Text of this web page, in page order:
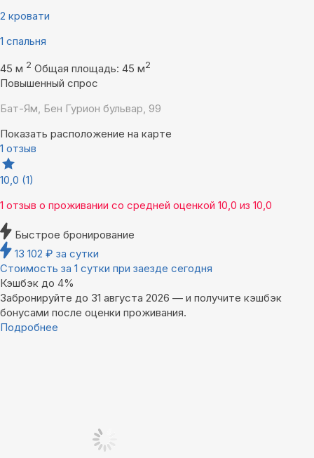
2 кровати
1 спальня
45 м 2 Общая площадь: 45 м2
Повышенный спрос
Бат-Ям, Бен Гурион бульвар, 99
Показать расположение на карте
1 отзыв
10,0 (1)
1 отзыв о проживании со средней оценкой 10,0 из 10,0
Быстрое бронирование
13 102 ₽ за сутки
Стоимость за 1 сутки при заезде сегодня
Кэшбэк до 4%
Забронируйте до 31 августа 2026 — и получите кэшбэк
бонусами после оценки проживания.
Подробнее